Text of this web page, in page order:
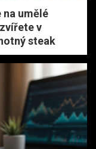
umělé
v
steak